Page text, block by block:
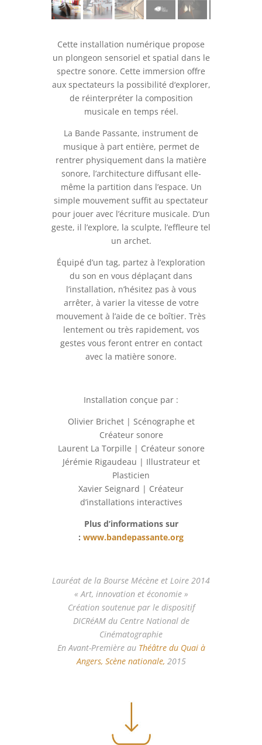
Cette installation numérique propose
un plongeon sensoriel et spatial dans le
spectre sonore. Cette immersion offre
aux spectateurs la possibilité d‘explorer,
de réinterpréter la composition
musicale en temps réel.
La Bande Passante, instrument de
musique à part entière, permet de
rentrer physiquement dans la matière
sonore, l’architecture diffusant elle-
même la partition dans l’espace. Un
simple mouvement suffit au spectateur
pour jouer avec l’écriture musicale. D‘un
geste, il l’explore, la sculpte, l’effleure tel
un archet.
Équipé d’un tag, partez à l’exploration
du son en vous déplaçant dans
l’installation, n’hésitez pas à vous
arrêter, à varier la vitesse de votre
mouvement à l’aide de ce boîtier. Très
lentement ou très rapidement, vos
gestes vous feront entrer en contact
avec la matière sonore.
Installation conçue par :
Olivier Brichet | Scénographe et
Créateur sonore
Laurent La Torpille | Créateur sonore
Jérémie Rigaudeau | Illustrateur et
Plasticien
Xavier Seignard | Créateur
d’installations interactives
Plus d’informations sur
: www.bandepassante.org
Lauréat de la Bourse Mécène et Loire 2014
« Art, innovation et économie »
Création soutenue par le dispositif
DICRéAM du Centre National de
Cinématographie
En Avant-Première au Théâtre du Quai à
Angers, Scène nationale, 2015